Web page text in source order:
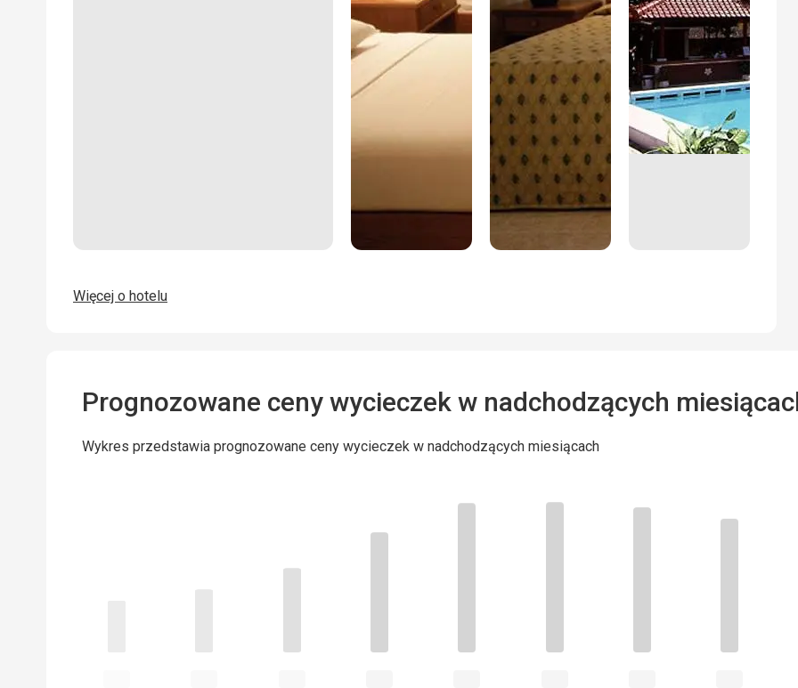
Więcej o hotelu
Prognozowane ceny wycieczek w nadchodzących
Wykres przedstawia prognozowane ceny wycieczek w nadchodzących miesiącach